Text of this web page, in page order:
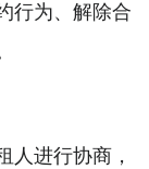
行为、解除合
人进行协商，